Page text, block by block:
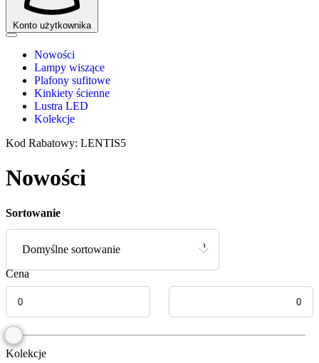
Konto użytkownika
Nowości
Lampy wiszące
Plafony sufitowe
Kinkiety ścienne
Lustra LED
Kolekcje
Kod Rabatowy: LENTIS5
Nowości
Sortowanie
Domyślne sortowanie
Cena
Kolekcje